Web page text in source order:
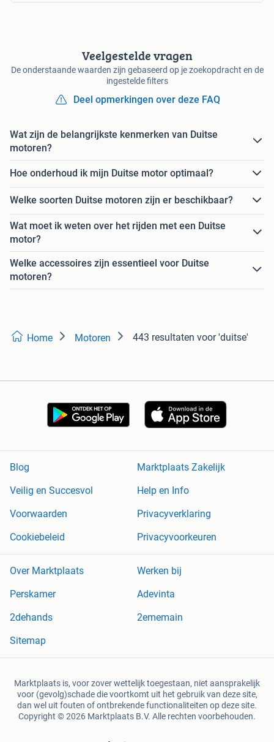
Veelgestelde vragen
De onderstaande waarden zijn gebaseerd op je zoekopdracht en de
ingestelde filters
Deel opmerkingen over deze FAQ
Wat zijn de belangrijkste kenmerken van Duitse
motoren?
Hoe onderhoud ik mijn Duitse motor optimaal?
Welke soorten Duitse motoren zijn er beschikbaar?
Wat moet ik weten over het rijden met een Duitse
motor?
Welke accessoires zijn essentieel voor Duitse
motoren?
Home Motoren 443 resultaten voor 'duitse'
Blog
Marktplaats Zakelijk
Veilig en Succesvol
Help en Info
Voorwaarden
Privacyverklaring
Cookiebeleid
Privacyvoorkeuren
Over Marktplaats
Werken bij
Perskamer
Adevinta
2dehands
2ememain
Sitemap
Marktplaats is, voor zover wettelijk toegestaan, niet aansprakelijk
voor (gevolg)schade die voortkomt uit het gebruik van deze site,
dan wel uit fouten of ontbrekende functionaliteiten op deze site.
Copyright © 2026 Marktplaats B.V. Alle rechten voorbehouden.